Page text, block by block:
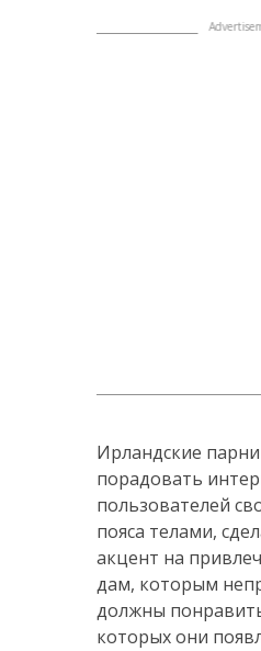
Ирландские
порадовать
пользователей
пояса телами,
акцент на
дам, которым
должны
которых они